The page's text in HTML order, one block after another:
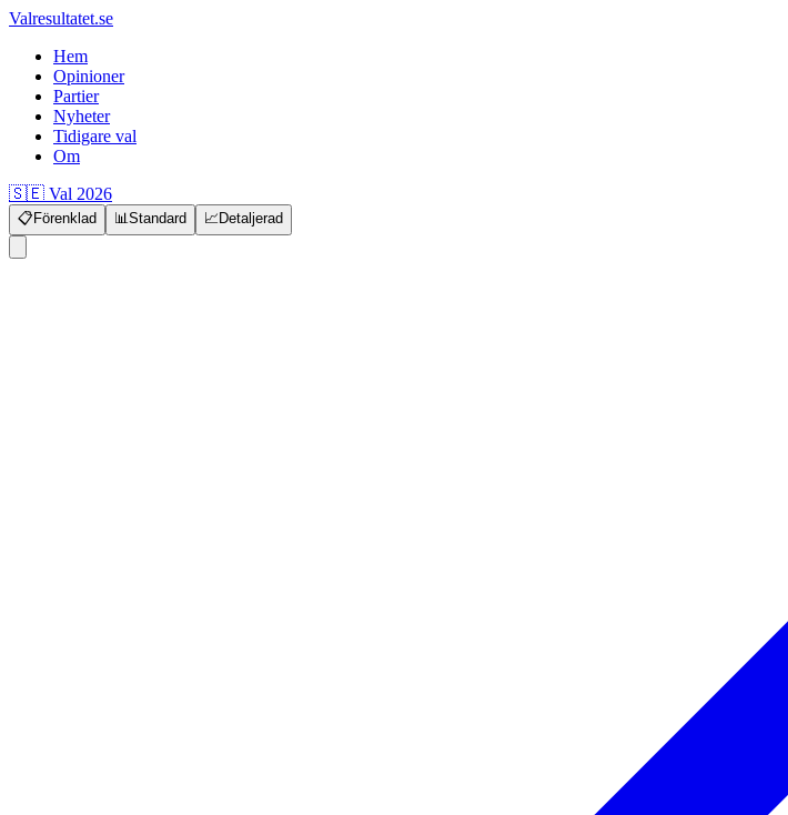
Valresultatet.se
Hem
Opinioner
Partier
Nyheter
Tidigare val
Om
🇸🇪 Val 2026
📋 Förenklad 📊Standard 📈Detaljerad